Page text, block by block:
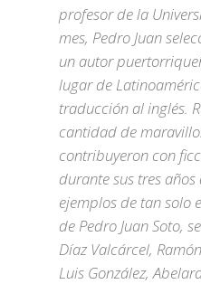
profesor de la
mes, Pedro Juan
un autor
lugar de
traducción al inglés.
cantidad de
contribuyeron con
durante sus tres
ejemplos de tan solo
de Pedro Juan Soto,
Díaz Valcárcel,
Luis González,